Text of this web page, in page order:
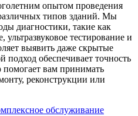
опытом проведения
типов зданий. Мы
диагностики, такие как
тестирование и
выявить даже скрытые
обеспечивает точность
помогает вам принимать
реконструкции или
обслуживание